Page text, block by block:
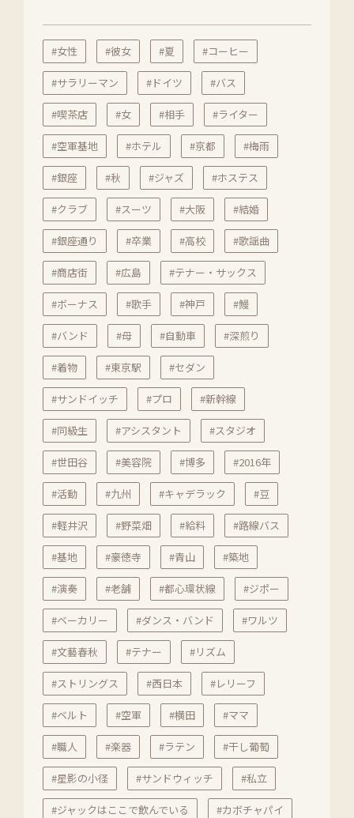
#女性 #彼女 #夏 #コーヒー
#サラリーマン #ドイツ #バス
#喫茶店 #女 #相手 #ライター
#空軍基地 #ホテル #京都 #梅雨
#銀座 #秋 #ジャズ #ホステス
#クラブ #スーツ #大阪 #結婚
#銀座通り #卒業 #高校 #歌謡曲
#商店街 #広島 #テナー・サックス
#ボーナス #歌手 #神戸 #鰻
#バンド #母 #自動車 #深煎り
#着物 #東京駅 #セダン
#サンドイッチ #プロ #新幹線
#同級生 #アシスタント #スタジオ
#世田谷 #美容院 #博多 #2016年
#活動 #九州 #キャデラック #豆
#軽井沢 #野菜畑 #給料 #路線バス
#基地 #豪徳寺 #青山 #築地
#演奏 #老舗 #都心環状線 #ジポー
#ベーカリー #ダンス・バンド #ワルツ
#文藝春秋 #テナー #リズム
#ストリングス #西日本 #レリーフ
#ベルト #空軍 #横田 #ママ
#職人 #楽器 #ラテン #干し葡萄
#星影の小径 #サンドウィッチ #私立
#ジャックはここで飲んでいる #カボチャパイ